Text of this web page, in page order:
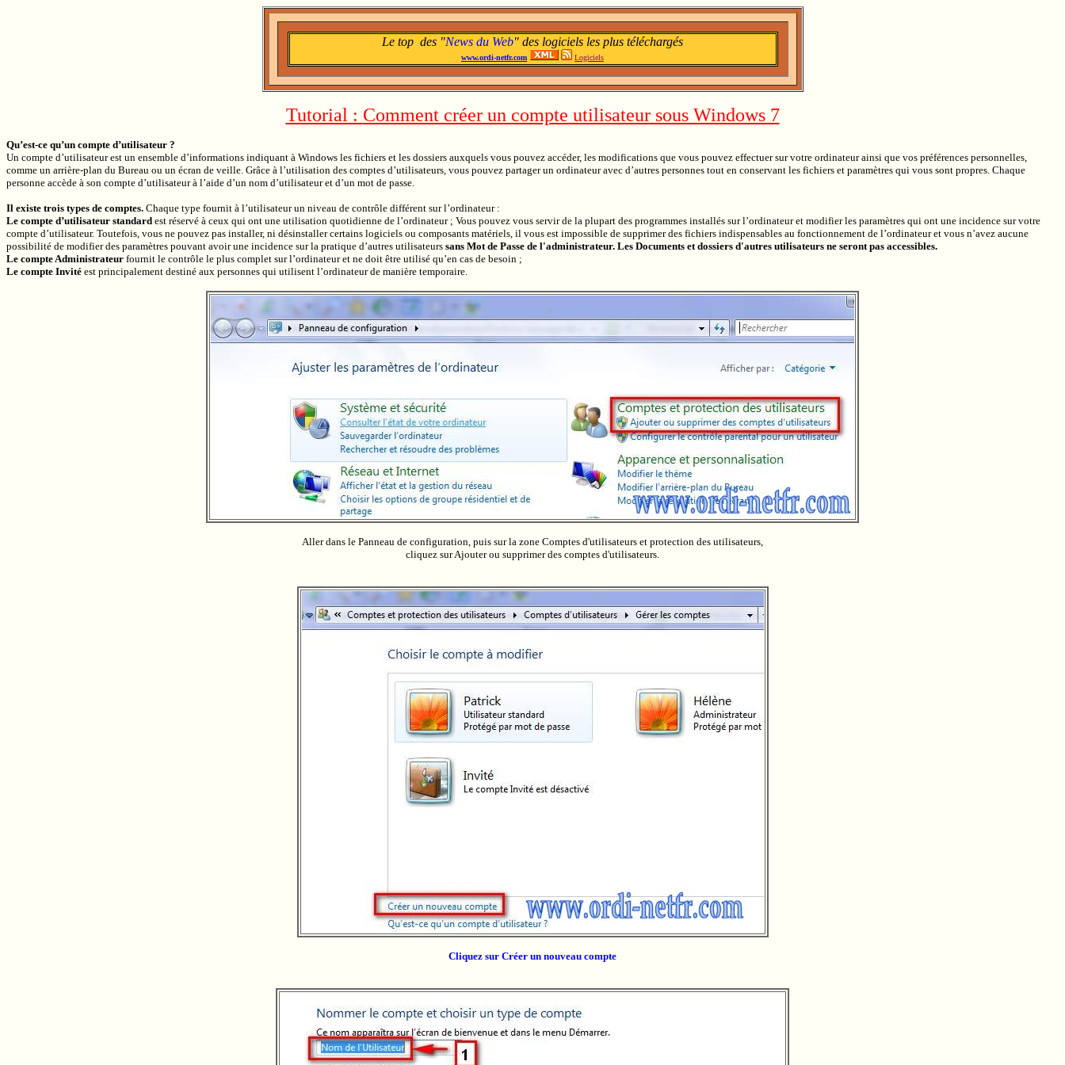
Le top des "News du Web" des logiciels les plus téléchargés
www.ordi-netfr.com Logiciels
Tutorial : Comment créer un compte utilisateur sous Windows 7
Qu’est-ce qu’un compte d’utilisateur ?
Un compte d’utilisateur est un ensemble d’informations indiquant à Windows les fichiers et les dossiers auxquels vous pouvez accéder, les modifications que vous pouvez effectuer sur votre ordinateur ainsi que vos préférences personnelles,
comme un arrière-plan du Bureau ou un écran de veille. Grâce à l’utilisation des comptes d’utilisateurs, vous pouvez partager un ordinateur avec d’autres personnes tout en conservant les fichiers et paramètres qui vous sont propres. Chaque
personne accède à son compte d’utilisateur à l’aide d’un nom d’utilisateur et d’un mot de passe.
Il existe trois types de comptes. Chaque type fournit à l’utilisateur un niveau de contrôle différent sur l’ordinateur :
Le compte d’utilisateur standard est réservé à ceux qui ont une utilisation quotidienne de l’ordinateur ; Vous pouvez vous servir de la plupart des programmes installés sur l’ordinateur et modifier les paramètres qui ont une incidence sur votre
compte d’utilisateur. Toutefois, vous ne pouvez pas installer, ni désinstaller certains logiciels ou composants matériels, il vous est impossible de supprimer des fichiers indispensables au fonctionnement de l’ordinateur et vous n’avez aucune
possibilité de modifier des paramètres pouvant avoir une incidence sur la pratique d’autres utilisateurs sans Mot de Passe de l'administrateur. Les Documents et dossiers d'autres utilisateurs ne seront pas accessibles.
Le compte Administrateur fournit le contrôle le plus complet sur l’ordinateur et ne doit être utilisé qu’en cas de besoin ;
Le compte Invité est principalement destiné aux personnes qui utilisent l’ordinateur de manière temporaire.
Aller dans le Panneau de configuration, puis sur la zone Comptes d'utilisateurs et protection des utilisateurs,
cliquez sur Ajouter ou supprimer des comptes d'utilisateurs.
Cliquez sur Créer un nouveau compte